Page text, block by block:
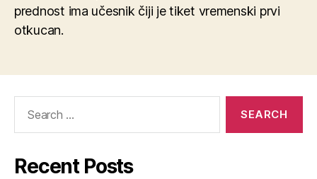
prednost ima učesnik čiji je tiket vremenski prvi
otkucan.
Recent Posts